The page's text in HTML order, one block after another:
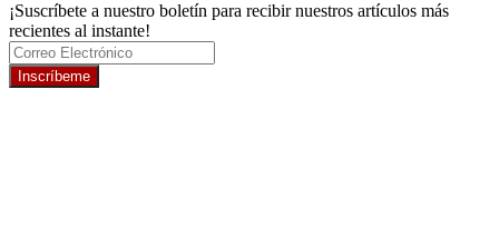
¡Suscríbete a nuestro boletín para recibir nuestros artículos más
recientes al instante!
Inscríbeme